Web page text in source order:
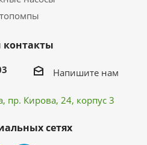
Напишите нам
пр. Кирова, 24, корпус 3
сетях